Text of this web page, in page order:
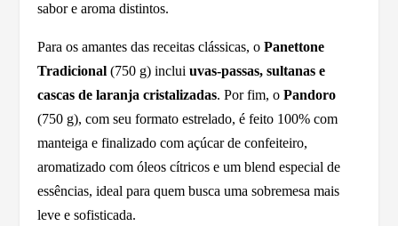
sabor e aroma distintos.
Para os amantes das receitas clássicas, oPanettone
Tradicional (750 g) incluiuvas-passas, sultanas e
cascas de laranja cristalizadas. Por fim, oPandoro
(750 g), com seu formato estrelado, é feito 100% com
manteiga e finalizado com açúcar de confeiteiro,
aromatizado com óleos cítricos e um blend especial de
essências, ideal para quem busca uma sobremesa mais
leve e sofisticada.